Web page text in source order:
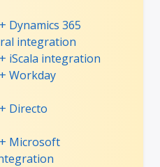
Dynamics 365
integration
iScala integration
Workday
Directo
Microsoft